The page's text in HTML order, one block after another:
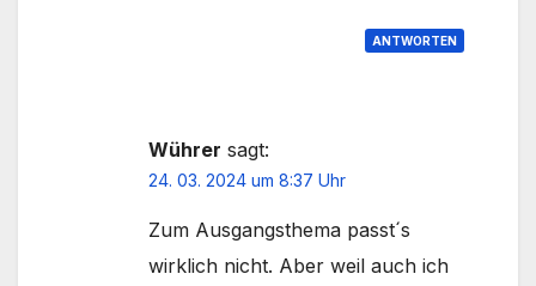
ANTWORTEN
Wührer sagt:
24. 03. 2024 um 8:37 Uhr
Zum Ausgangsthema passt´s
wirklich nicht. Aber weil auch ich